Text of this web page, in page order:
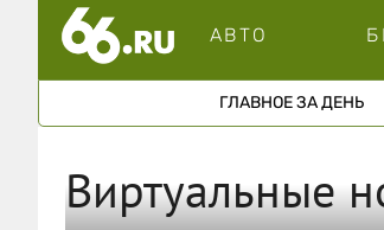
АВТО
ГЛАВНОЕ ЗА ДЕНЬ
Виртуальные